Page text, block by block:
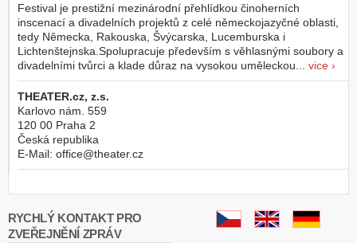
Festival je prestižní mezinárodní přehlídkou činoherních
inscenací a divadelních projektů z celé německojazyčné oblasti,
tedy Německa, Rakouska, Švýcarska, Lucemburska i
Lichtenštejnska.Spolupracuje především s věhlasnými soubory a
divadelními tvůrci a klade důraz na vysokou uměleckou... vice ›
THEATER.cz, z.s.
Karlovo nám. 559
120 00 Praha 2
Česká republika
E-Mail: office@theater.cz
RYCHLÝ KONTAKT PRO
ZVEŘEJNĚNÍ ZPRÁV